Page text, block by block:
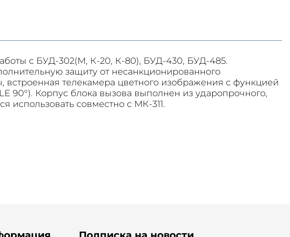
с БУД-302(М, К-20, К-80), БУД-430, БУД-485.
защиту от несанкционированного
телекамера цветного изображения с функцией
90°). Корпус блока вызова выполнен из ударопрочного,
использовать совместно с МК-311.